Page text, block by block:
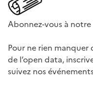
Abonnez-vous à
Pour ne rien manquer
de l’open data,
suivez nos